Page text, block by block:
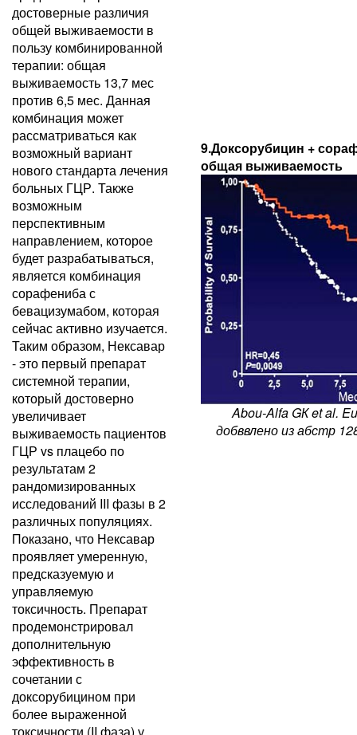
достоверные различия
общей выживаемости в
пользу комбинированной
терапии: общая
выживаемость 13,7 мес
против 6,5 мес. Данная
комбинация может
рассматриваться как
возможный вариант
нового стандарта лечения
больных ГЦР. Также
возможным
перспективным
направлением, которое
будет разрабатываться,
является комбинация
сорафениба с
бевацизумабом, которая
сейчас активно изучается.
Таким образом, Нексавар
- это первый препарат
системной терапии,
который достоверно
увеличивает
выживаемость пациентов
ГЦР vs плацебо по
результатам 2
рандомизированных
исследований III фазы в 2
различных популяциях.
Показано, что Нексавар
проявляет умеренную,
предсказуемую и
управляемую
токсичность. Препарат
продемонстрировал
дополнительную
эффективность в
сочетании с
доксорубицином при
более выраженной
9.Доксорубицин +
общая выживаемость
Abou-Alfa GК et al.
добввлено из абстр